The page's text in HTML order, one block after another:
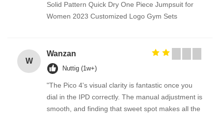
Solid Pattern Quick Dry One Piece Jumpsuit for
Women 2023 Customized Logo Gym Sets
W
Wanzan
Nuttig (1w+)
"The Pico 4's visual clarity is fantastic once you
dial in the IPD correctly. The manual adjustment is
smooth, and finding that sweet spot makes all the